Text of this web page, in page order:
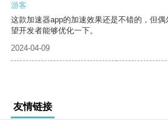
游客
这款加速器app的加速效果还是不错的，但
望开发者能够优化一下。
2024-04-09
友情链接